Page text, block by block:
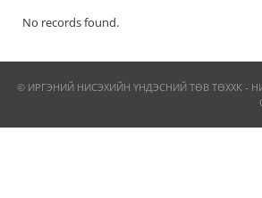
No records found.
© ИРГЭНИЙ НИСЭХИЙН ҮНДЭСНИЙ ТӨВ ТӨХХК -